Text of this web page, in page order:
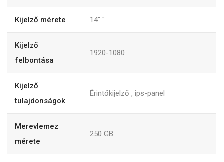
Kijelző mérete 14" "
Kijelző
felbontása
1920-1080
Kijelző
tulajdonságok
Érintőkijelző , ips-panel
Merevlemez
mérete
250 GB